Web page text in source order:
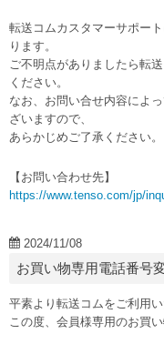
転送コムカスタマーサポー
ります。
ご不明点がありましたら転
ください。
なお、お問い合せ内容によ
ざいますので、
あらかじめご了承ください。
【お問い合わせ先】
https://www.tenso.com/jp/
2024/11/08
お買い物専用電話番号
平素より転送コムをご利用
この度、会員様専用のお買